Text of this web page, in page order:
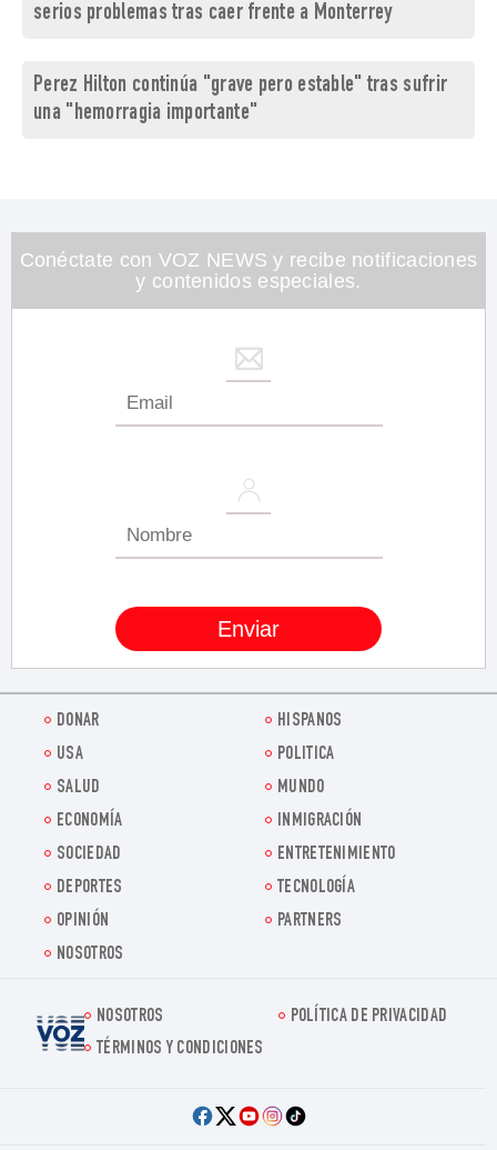
serios problemas tras caer frente a Monterrey
Perez Hilton continúa "grave pero estable" tras sufrir
una "hemorragia importante"
Conéctate con VOZ NEWS y recibe notificaciones
y contenidos especiales.
DONAR
HISPANOS
USA
POLITICA
SALUD
MUNDO
ECONOMÍA
INMIGRACIÓN
SOCIEDAD
ENTRETENIMIENTO
DEPORTES
TECNOLOGÍA
OPINIÓN
PARTNERS
NOSOTROS
Voz.us
NOSOTROS
POLÍTICA DE PRIVACIDAD
TÉRMINOS Y CONDICIONES